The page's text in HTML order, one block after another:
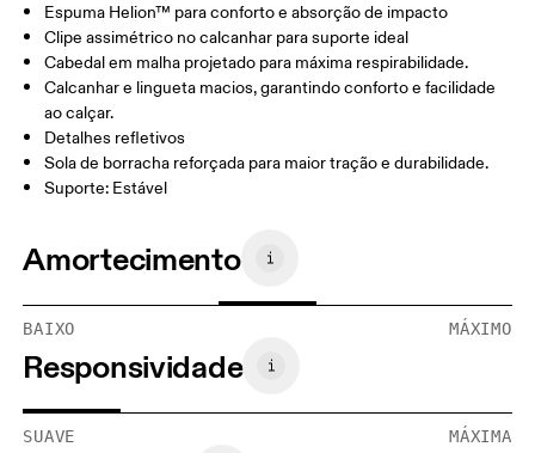
Espuma Helion™ para conforto e absorção de impacto
Clipe assimétrico no calcanhar para suporte ideal
Cabedal em malha projetado para máxima respirabilidade.
Calcanhar e lingueta macios, garantindo conforto e facilidade
ao calçar.
Detalhes refletivos
Sola de borracha reforçada para maior tração e durabilidade.
Suporte: Estável
Amortecimento
BAIXO MÁXIMO
Responsividade
SUAVE MÁXIMA